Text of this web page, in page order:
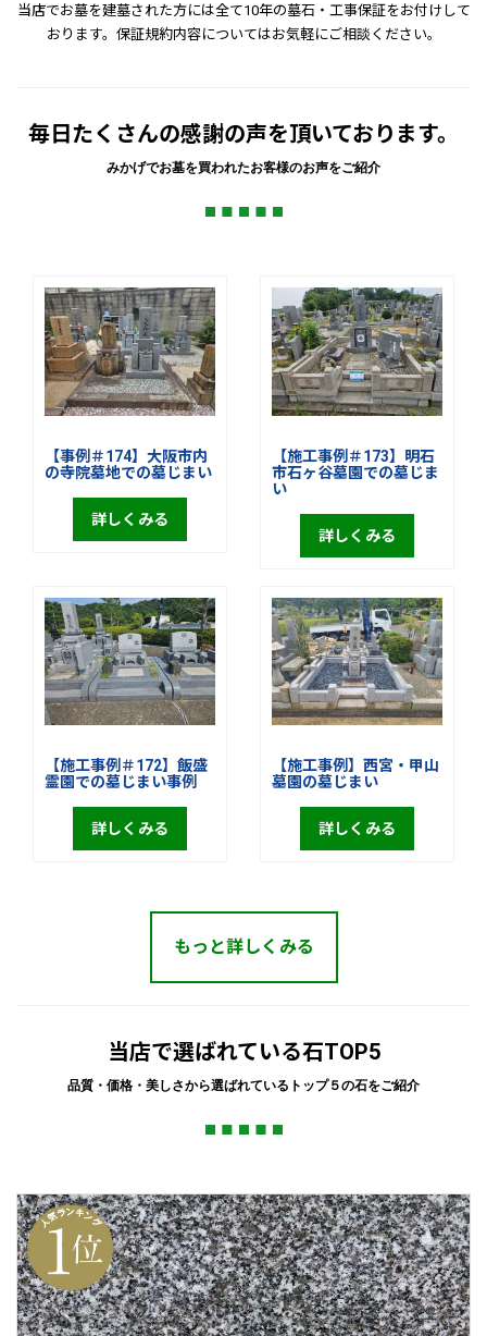
当店でお墓を建墓された方には全て10年の墓石・工事保証をお付けして
おります。保証規約内容についてはお気軽にご相談ください。
毎日たくさんの感謝の声を頂いております。
みかげでお墓を買われたお客様のお声をご紹介
【事例＃174】大阪市内
の寺院墓地での墓じまい
詳しくみる
【施工事例＃173】明石
市石ヶ谷墓園での墓じま
い
詳しくみる
【施工事例＃172】飯盛
霊園での墓じまい事例
詳しくみる
【施工事例】西宮・甲山
墓園の墓じまい
詳しくみる
もっと詳しくみる
当店で選ばれている石TOP5
品質・価格・美しさから選ばれているトップ５の石をご紹介